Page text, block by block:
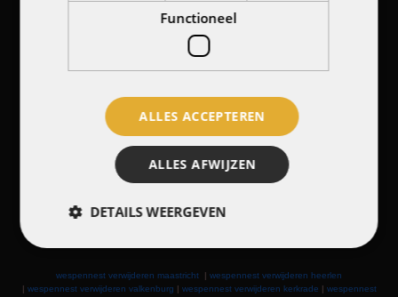
Raadhuisstraat 104
6336VN Hulsberg
wespennest verwijderen maastricht | wespennest verwijderen heerlen
| wespennest verwijderen valkenburg | wespennest verwijderen kerkrade | wespennest
Functioneel
ALLES ACCEPTEREN
ALLES AFWIJZEN
DETAILS WEERGEVEN